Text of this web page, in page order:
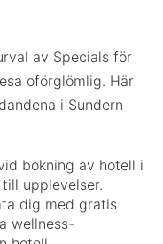
av Specials för
oförglömlig. Här
i Sundern
bokning av hotell i
upplevelser.
dig med gratis
wellness-